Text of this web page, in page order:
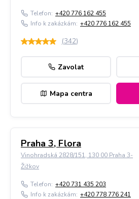
Telefon: +420 776 162 455
Info k zakázkám: +420 776 162 455
(342)
Zavolat
Mapa centra
Praha 3, Flora
Vinohradská 2828/151, 130 00 Praha 3-
Žižkov
Telefon: +420 731 435 203
Info k zakázkám: +420 778 776 241